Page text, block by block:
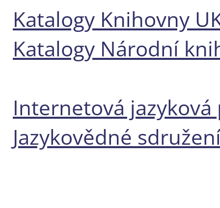
Katalogy Knihovny
Katalogy Národní
Internetová
Jazykovědné